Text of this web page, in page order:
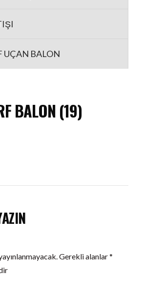
UÇAN BALON
BALON (19)
Gerekli alanlar*